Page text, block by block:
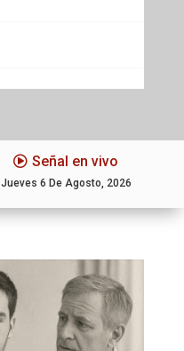
Señal en vivo
Jueves 6 De Agosto, 2026